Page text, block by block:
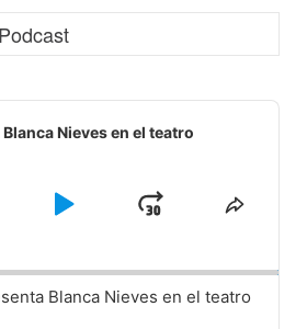
Nieves en el teatro
Play
JumpShare
Blanca Nieves en el teatro